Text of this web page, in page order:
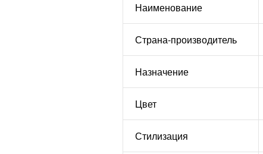
Наименование
Страна-производитель
Назначение
Цвет
Стилизация